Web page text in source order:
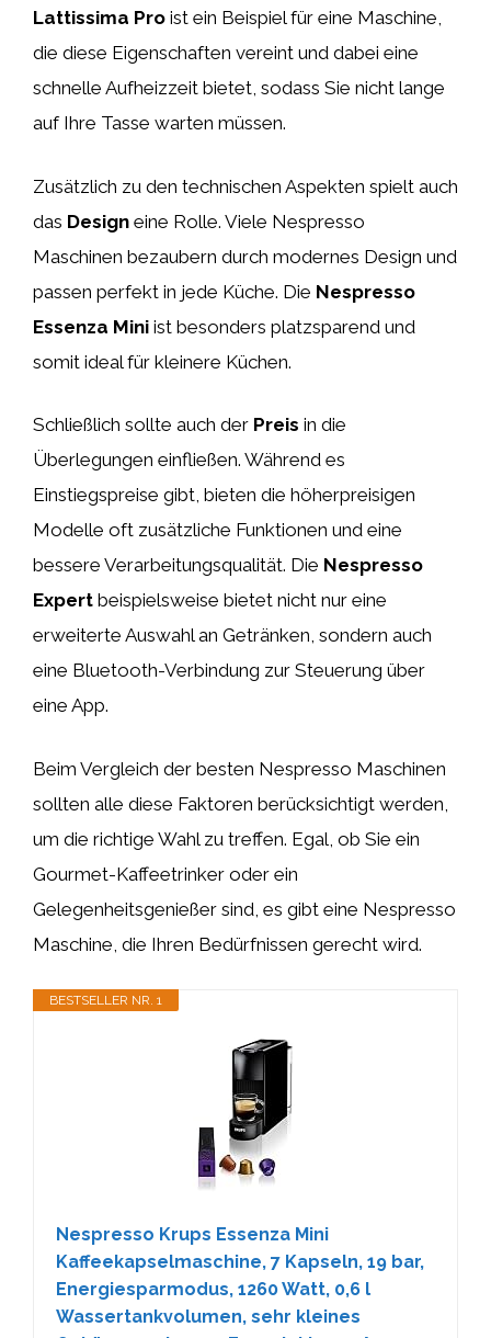
Lattissima Pro ist ein Beispiel für eine Maschine,
die diese Eigenschaften vereint und dabei eine
schnelle Aufheizzeit bietet, sodass Sie nicht lange
auf Ihre Tasse warten müssen.
Zusätzlich zu den technischen Aspekten spielt auch
das Design eine Rolle. Viele Nespresso
Maschinen bezaubern durch modernes Design und
passen perfekt in jede Küche. Die Nespresso
Essenza Mini ist besonders platzsparend und
somit ideal für kleinere Küchen.
Schließlich sollte auch der Preis in die
Überlegungen einfließen. Während es
Einstiegspreise gibt, bieten die höherpreisigen
Modelle oft zusätzliche Funktionen und eine
bessere Verarbeitungsqualität. Die Nespresso
Expert beispielsweise bietet nicht nur eine
erweiterte Auswahl an Getränken, sondern auch
eine Bluetooth-Verbindung zur Steuerung über
eine App.
Beim Vergleich der besten Nespresso Maschinen
sollten alle diese Faktoren berücksichtigt werden,
um die richtige Wahl zu treffen. Egal, ob Sie ein
Gourmet-Kaffeetrinker oder ein
Gelegenheitsgenießer sind, es gibt eine Nespresso
Maschine, die Ihren Bedürfnissen gerecht wird.
BESTSELLER NR. 1
Nespresso Krups Essenza Mini
Kaffeekapselmaschine, 7 Kapseln, 19 bar,
Energiesparmodus, 1260 Watt, ‎0,6 l
Wassertankvolumen, sehr kleines